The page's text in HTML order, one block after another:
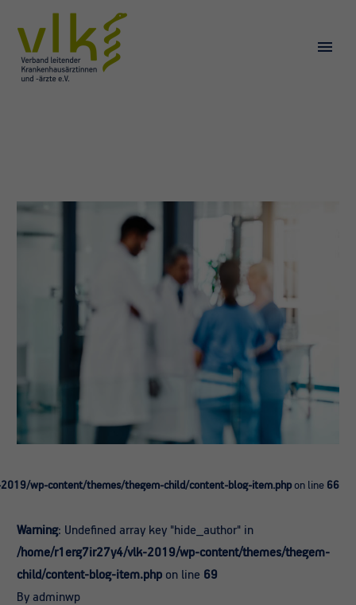
wp-content/themes/thegem-child/content-blog-item.php on line 66
Warning: Undefined array key "hide_author" in
/home/r1erg7ir27y4/vlk-2019/wp-content/themes/thegem-
child/content-blog-item.php on line 69
By adminwp